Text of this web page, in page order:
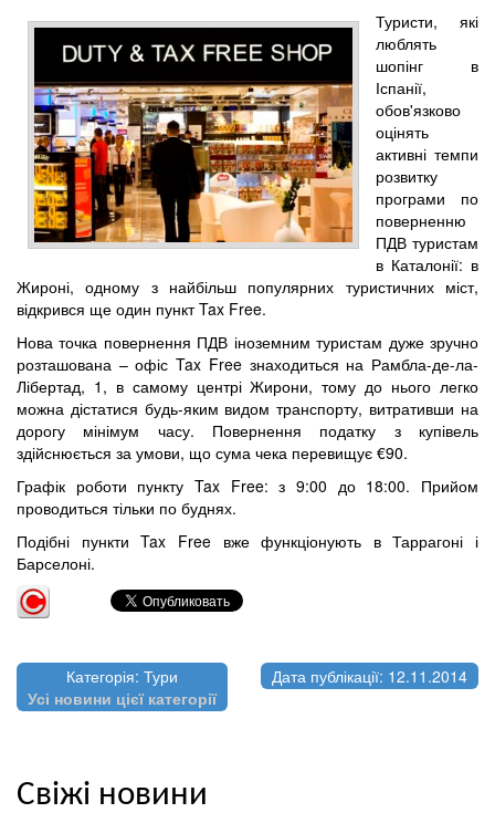
Туристи, які
люблять
шопінг в
Іспанії,
обов'язково
оцінять
активні темпи
розвитку
програми по
поверненню
ПДВ туристам
в Каталонії: в
Жироні, одному з найбільш популярних туристичних міст,
відкрився ще один пункт Tax Free.
Нова точка повернення ПДВ іноземним туристам дуже зручно
розташована – офіс Tax Free знаходиться на Рамбла-де-ла-
Лібертад, 1, в самому центрі Жирони, тому до нього легко
можна дістатися будь-яким видом транспорту, витративши на
дорогу мінімум часу. Повернення податку з купівель
здійснюється за умови, що сума чека перевищує €90.
Графік роботи пункту Tax Free: з 9:00 до 18:00. Прийом
проводиться тільки по буднях.
Подібні пункти Tax Free вже функціонують в Таррагоні і
Барселоні.
Категорія: Тури
Усі новини цієї категорії
Дата публікації: 12.11.2014
Свіжі новини